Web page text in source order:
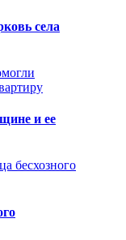
села
и ее